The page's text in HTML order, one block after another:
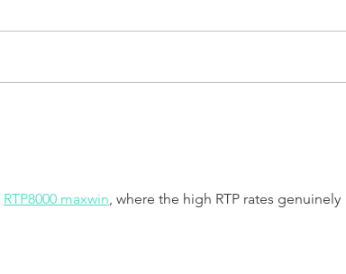
RTP8000 maxwin, where the high RTP rates genuinely